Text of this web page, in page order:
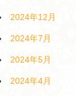
2024年12月
2024年7月
2024年5月
2024年4月